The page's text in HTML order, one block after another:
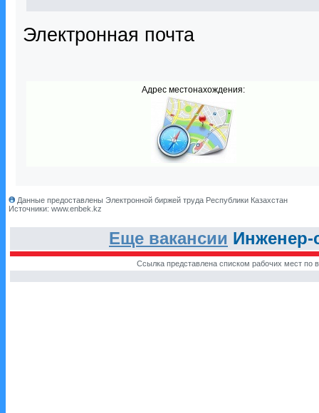
Электронная почта
Адрес местонахождения:
Данные предоставлены Электронной биржей труда Республики Казахстан
Источники: www.enbek.kz
Еще вакансии
Ссылка представлена списком рабочих мест по